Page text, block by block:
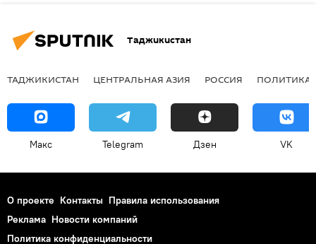
Таджикистан
ТАДЖИКИСТАН ЦЕНТРАЛЬНАЯ АЗИЯ РОССИЯ ПОЛИТИКА
Макс Telegram Дзен VK
О проекте Контакты Правила использования
Реклама Новости компаний
Политика конфиденциальности